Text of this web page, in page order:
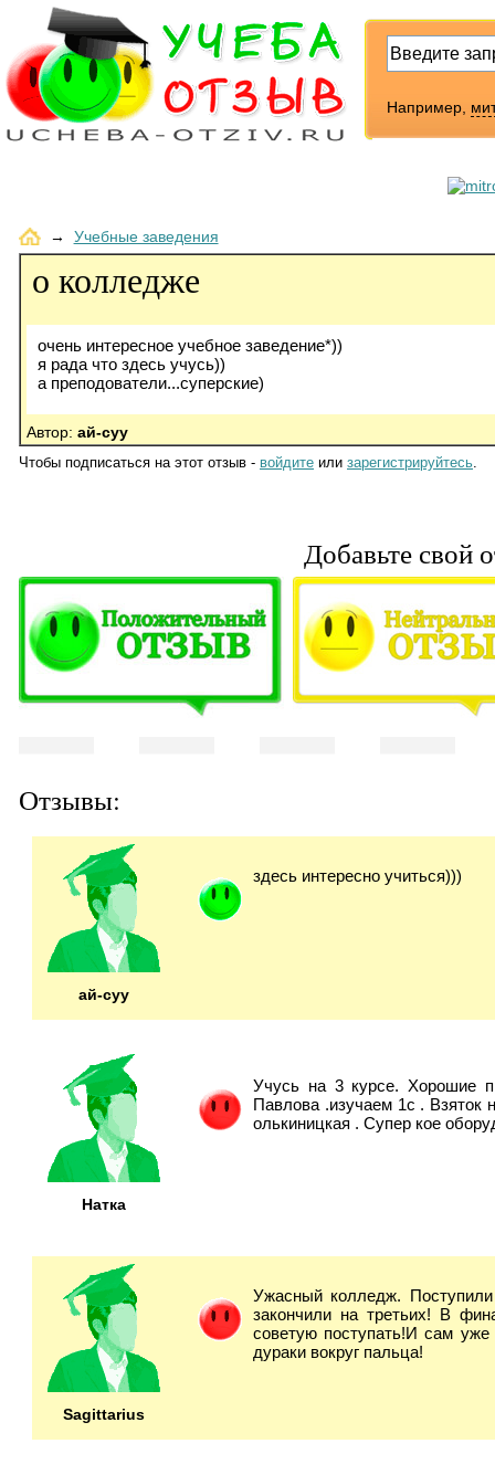
Например,
→ Учебные заведения
о колледже
очень интересное учебное заведение*))
я рада что здесь учусь))
а преподователи...суперские)
Автор: ай-суу
Чтобы подписаться на этот отзыв - войдите или зарегистрируйтесь.
Добавьте свой
Отзывы:
ай-суу
здесь интересно учиться)))
Натка
Учусь на 3 курсе. Хорошие
Павлова .изучаем 1c . Взяток
олькиницкая . Супер кое
Sagittarius
Ужасный колледж.
закончили на третьих! В
советую поступать!И сам
дураки вокруг пальца!